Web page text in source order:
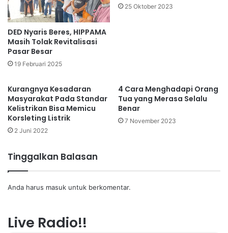
DED Nyaris Beres, HIPPAMA
Masih Tolak Revitalisasi
Pasar Besar
19 Februari 2025
25 Oktober 2023
Kurangnya Kesadaran
Masyarakat Pada Standar
Kelistrikan Bisa Memicu
Korsleting Listrik
2 Juni 2022
4 Cara Menghadapi Orang
Tua yang Merasa Selalu
Benar
7 November 2023
Tinggalkan Balasan
Anda harus masuk untuk berkomentar.
Live Radio!!